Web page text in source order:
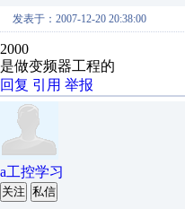
发表于：2007-12-20 20:38:00
2000
是做变频器工程的
回复 引用 举报
a工控学习
关注 私信